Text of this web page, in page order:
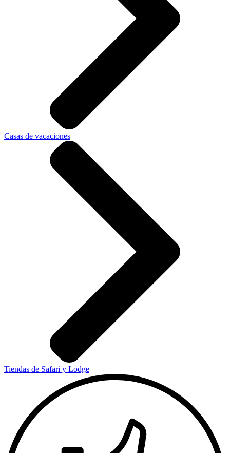
Casas de vacaciones
Tiendas de Safari y Lodge